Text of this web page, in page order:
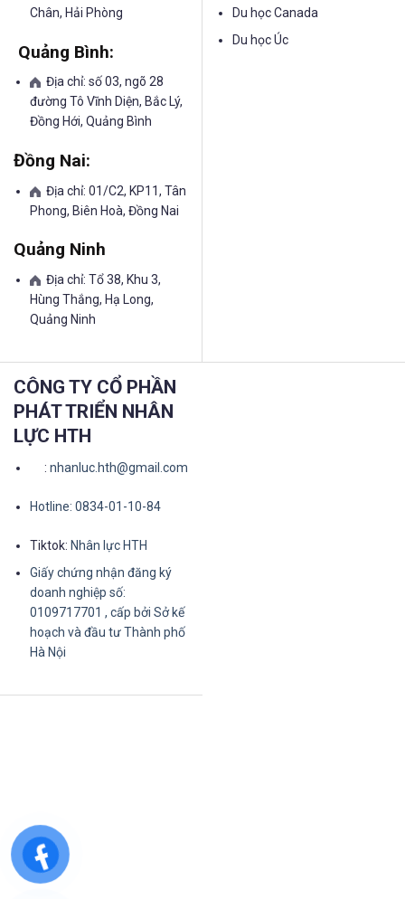
Chân, Hải Phòng
Quảng Bình:
Địa chỉ: số 03, ngõ 28
đường Tô Vĩnh Diện, Bắc Lý,
Đồng Hới, Quảng Bình
Đồng Nai:
Địa chỉ: 01/C2, KP11, Tân
Phong, Biên Hoà, Đồng Nai
Quảng Ninh
Địa chỉ: Tổ 38, Khu 3,
Hùng Thắng, Hạ Long,
Quảng Ninh
Du học Canada
Du học Úc
CÔNG TY CỔ PHẦN
PHÁT TRIỂN NHÂN
LỰC HTH
:nhanluc.hth@gmail.com
Hotline: 0834-01-10-84
Tiktok: Nhân lực HTH
Giấy chứng nhận đăng ký
doanh nghiệp số:
0109717701 , cấp bởi Sở kế
hoạch và đầu tư Thành phố
Hà Nội